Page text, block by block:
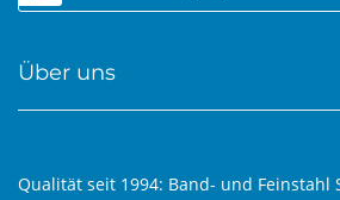
Über uns
Qualität seit 1994: Band- und Feinstahl